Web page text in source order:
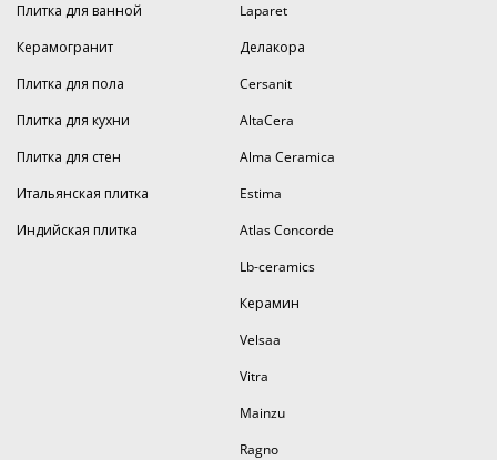
Плитка для ванной
Керамогранит
Плитка для пола
Плитка для кухни
Плитка для стен
Итальянская плитка
Индийская плитка
Laparet
Делакора
Cersanit
AltaCera
Alma Ceramica
Estima
Atlas Concorde
Lb-ceramics
Керамин
Velsaa
Vitra
Mainzu
Ragno